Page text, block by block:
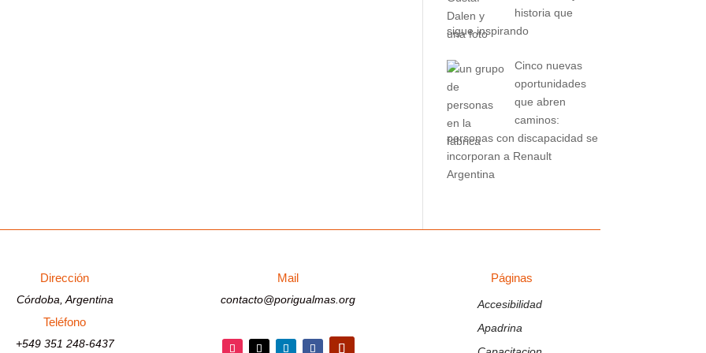
historia que
sigue inspirando
Cinco nuevas
oportunidades
que abren
caminos:
personas con discapacidad se
incorporan a Renault
Argentina
Dirección
Córdoba, Argentina
Teléfono
+549 351 248-6437
Mail
contacto@porigualmas.org
Páginas
Accesibilidad
Apadrina